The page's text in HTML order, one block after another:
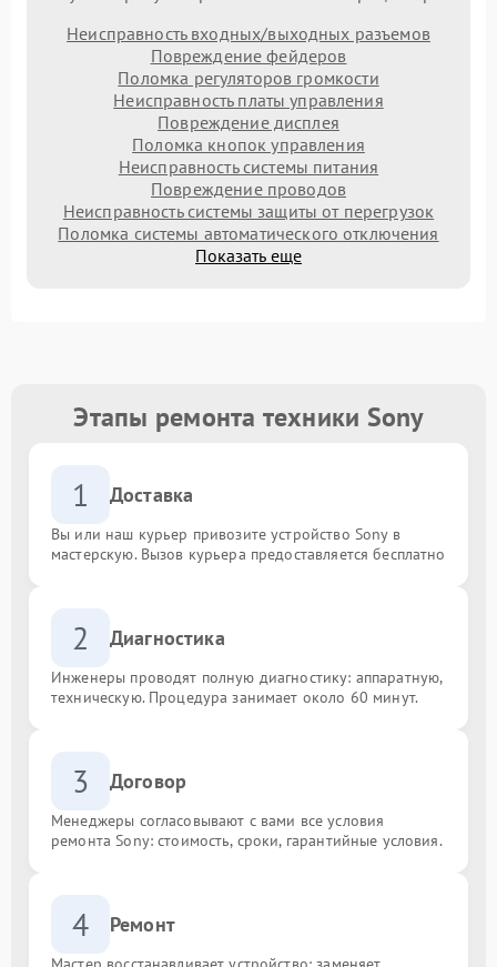
Неисправность входных/выходных разъемов
Повреждение фейдеров
Поломка регуляторов громкости
Неисправность платы управления
Повреждение дисплея
Поломка кнопок управления
Неисправность системы питания
Повреждение проводов
Неисправность системы защиты от перегрузок
Поломка системы автоматического отключения
Показать еще
Этапы ремонта техники Sony
1 Доставка
Вы или наш курьер привозите устройство Sony в
мастерскую. Вызов курьера предоставляется бесплатно
2 Диагностика
Инженеры проводят полную диагностику: аппаратную,
техническую. Процедура занимает около 60 минут.
3 Договор
Менеджеры согласовывают с вами все условия
ремонта Sony: стоимость, сроки, гарантийные условия.
4 Ремонт